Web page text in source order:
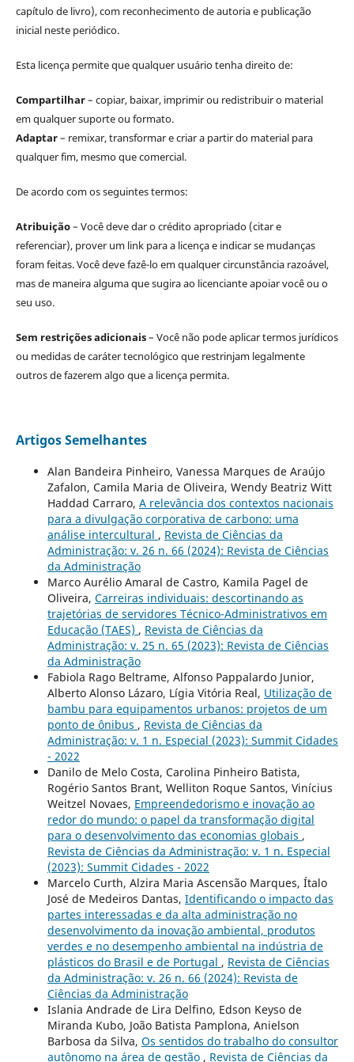
capítulo de livro), com reconhecimento de autoria e publicação
inicial neste periódico.
Esta licença permite que qualquer usuário tenha direito de:
Compartilhar– copiar, baixar, imprimir ou redistribuir o material
em qualquer suporte ou formato.
Adaptar– remixar, transformar e criar a partir do material para
qualquer fim, mesmo que comercial.
De acordo com os seguintes termos:
Atribuição– Você deve dar o crédito apropriado (citar e
referenciar), prover um link para a licença e indicar se mudanças
foram feitas. Você deve fazê-lo em qualquer circunstância razoável,
mas de maneira alguma que sugira ao licenciante apoiar você ou o
seu uso.
Sem restrições adicionais– Você não pode aplicar termos jurídicos
ou medidas de caráter tecnológico que restrinjam legalmente
outros de fazerem algo que a licença permita.
Artigos Semelhantes
Alan Bandeira Pinheiro, Vanessa Marques de Araújo
Zafalon, Camila Maria de Oliveira, Wendy Beatriz Witt
Haddad Carraro, A relevância dos contextos nacionais
para a divulgação corporativa de carbono: uma
análise intercultural , Revista de Ciências da
Administração: v. 26 n. 66 (2024): Revista de Ciências
da Administração
Marco Aurélio Amaral de Castro, Kamila Pagel de
Oliveira, Carreiras individuais: descortinando as
trajetórias de servidores Técnico-Administrativos em
Educação (TAES) , Revista de Ciências da
Administração: v. 25 n. 65 (2023): Revista de Ciências
da Administração
Fabiola Rago Beltrame, Alfonso Pappalardo Junior,
Alberto Alonso Lázaro, Lígia Vitória Real, Utilização de
bambu para equipamentos urbanos: projetos de um
ponto de ônibus , Revista de Ciências da
Administração: v. 1 n. Especial (2023): Summit Cidades
- 2022
Danilo de Melo Costa, Carolina Pinheiro Batista,
Rogério Santos Brant, Welliton Roque Santos, Vinícius
Weitzel Novaes, Empreendedorismo e inovação ao
redor do mundo: o papel da transformação digital
para o desenvolvimento das economias globais ,
Revista de Ciências da Administração: v. 1 n. Especial
(2023): Summit Cidades - 2022
Marcelo Curth, Alzira Maria Ascensão Marques, Ítalo
José de Medeiros Dantas, Identificando o impacto das
partes interessadas e da alta administração no
desenvolvimento da inovação ambiental, produtos
verdes e no desempenho ambiental na indústria de
plásticos do Brasil e de Portugal , Revista de Ciências
da Administração: v. 26 n. 66 (2024): Revista de
Ciências da Administração
Islania Andrade de Lira Delfino, Edson Keyso de
Miranda Kubo, João Batista Pamplona, Anielson
Barbosa da Silva, Os sentidos do trabalho do consultor
autônomo na área de gestão , Revista de Ciências da